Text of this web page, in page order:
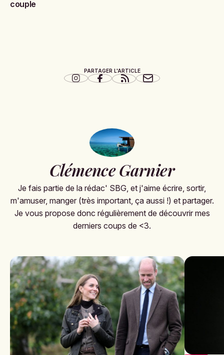
couple
PARTAGER L'ARTICLE
Clémence Garnier
Je fais partie de la rédac' SBG, et j'aime écrire, sortir,
m'amuser, manger (très important, ça aussi !) et partager.
Je vous propose donc régulièrement de découvrir mes
derniers coups de <3.